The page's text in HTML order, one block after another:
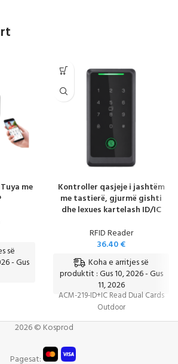
me
së
- Gus
Kontroller qasjeje i jashtëm
me tastierë, gjurmë gishti
dhe lexues kartelash ID/IC
RFID Reader
36.40€
Koha e arritjes së
produktit : Gus 10, 2026 - Gus
11, 2026
ACM-219-ID+IC Read Dual Cards
Outdoor
2026 © Kosprod
Pagesat: